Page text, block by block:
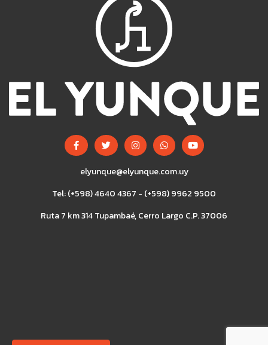
elyunque@elyunque.com.uy
Tel: (+598) 4640 4367 - (+598) 9962 9500
Ruta 7 km 314 Tupambaé, Cerro Largo C.P. 37006